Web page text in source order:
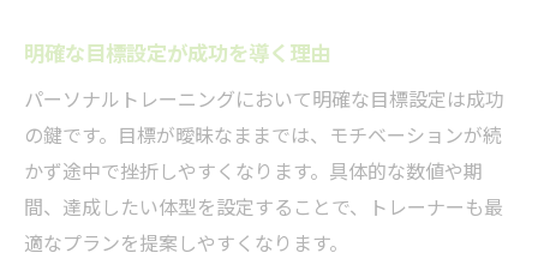
験談
相性確認のためのチェックリスト
女性が重視するトレーナーの特徴とは
効果を最大化するコミュニケーション術
リバウンド防止を考えた女性向け習慣とは
明確な目標設定が成功を導く理由
パーソナルトレーニングにおいて明確な目標設定は成功
の鍵です。目標が曖昧なままでは、モチベーションが続
かず途中で挫折しやすくなります。具体的な数値や期
間、達成したい体型を設定することで、トレーナーも最
適なプランを提案しやすくなります。